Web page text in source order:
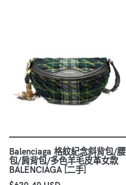
Balenciaga 格紋紀念斜背包/腰
包/肩背包/多色羊毛皮革女款
BALENCIAGA [二手]